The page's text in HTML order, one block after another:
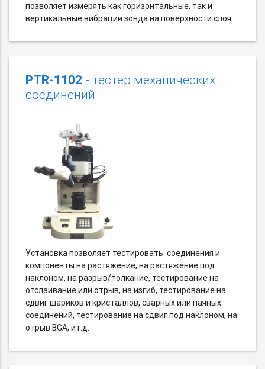
позволяет измерять как горизонтальные, так и
вертикальные вибрации зонда на поверхности слоя.
PTR-1102 - тестер механических
соединений
Установка позволяет тестировать: соединения и
компоненты на растяжение, на растяжение под
наклоном, на разрыв/толкание, тестирование на
отслаивание или отрыв, на изгиб, тестирование на
сдвиг шариков и кристаллов, сварных или паяных
соединений, тестирование на сдвиг под наклоном, на
отрыв BGA, ит.д.